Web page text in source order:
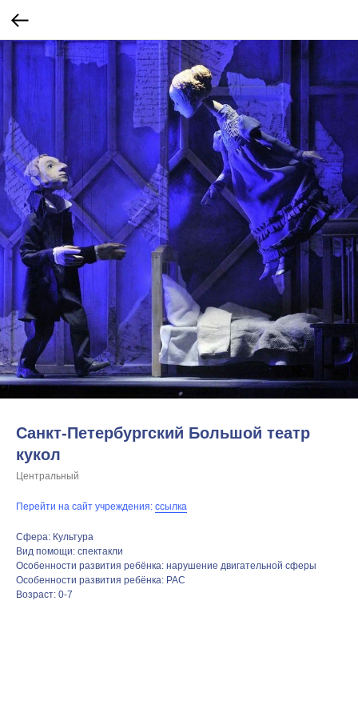
Санкт-Петербургский Большой театр
кукол
Центральный
Перейти на сайт учреждения: ссылка
Сфера: Культура
Вид помощи: спектакли
Особенности развития ребёнка: нарушение двигательной сферы
Особенности развития ребёнка: РАС
Возраст: 0-7